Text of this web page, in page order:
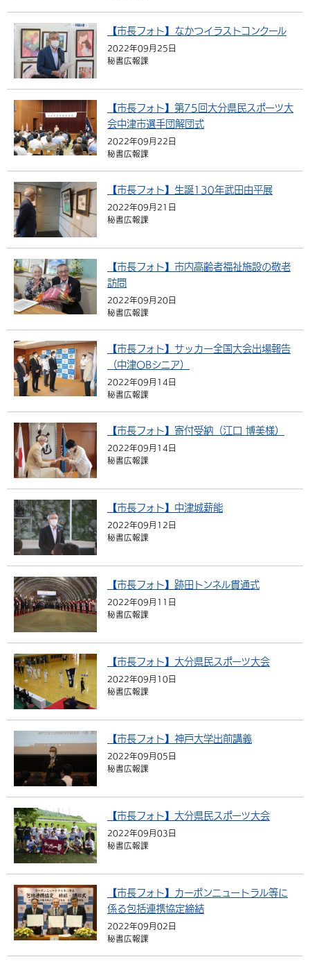
【市長フォト】なかつイラストコンクール
2022年09月25日
秘書広報課
【市長フォト】第75回大分県民スポーツ大
会中津市選手団解団式
2022年09月22日
秘書広報課
【市長フォト】生誕130年武田由平展
2022年09月21日
秘書広報課
【市長フォト】市内高齢者福祉施設の敬老
訪問
2022年09月20日
秘書広報課
【市長フォト】サッカー全国大会出場報告
（中津OBシニア）
2022年09月14日
秘書広報課
【市長フォト】寄付受納（江口 博美様）
2022年09月14日
秘書広報課
【市長フォト】中津城薪能
2022年09月12日
秘書広報課
【市長フォト】跡田トンネル貫通式
2022年09月11日
秘書広報課
【市長フォト】大分県民スポーツ大会
2022年09月10日
秘書広報課
【市長フォト】神戸大学出前講義
2022年09月05日
秘書広報課
【市長フォト】大分県民スポーツ大会
2022年09月03日
秘書広報課
【市長フォト】カーボンニュートラル等に
係る包括連携協定締結
2022年09月02日
秘書広報課